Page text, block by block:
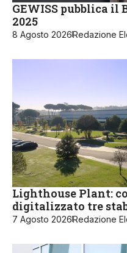
GEWISS pubblica
2025
8 Agosto 2026Redazione
Lighthouse Plant:
digitalizzato tre
7 Agosto 2026Redazione